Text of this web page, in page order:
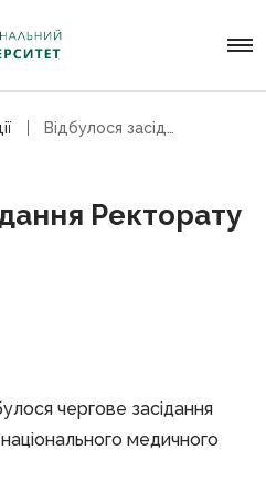
Ректорату
чергове засідання
медичного